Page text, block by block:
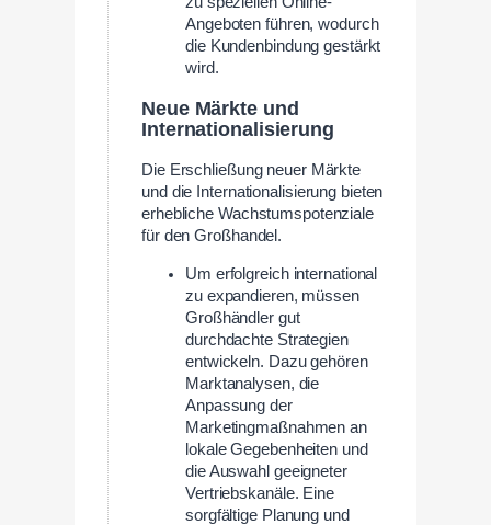
Angeboten führen, wodurch
die Kundenbindung gestärkt
wird.
Neue Märkte und
Internationalisierung
Die Erschließung neuer Märkte
und die Internationalisierung bieten
erhebliche Wachstumspotenziale
für den Großhandel.
Um erfolgreich international
zu expandieren, müssen
Großhändler gut
durchdachte Strategien
entwickeln. Dazu gehören
Marktanalysen, die
Anpassung der
Marketingmaßnahmen an
lokale Gegebenheiten und
die Auswahl geeigneter
Vertriebskanäle. Eine
sorgfältige Planung und